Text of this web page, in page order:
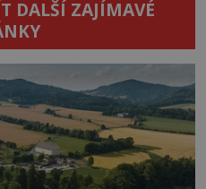
DALŠÍ ZAJÍMAVÉ